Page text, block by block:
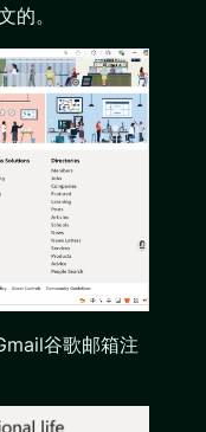
的。
谷歌邮箱注